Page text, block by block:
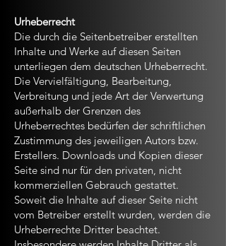
Urheberrecht
Die durch die Seitenbetreiber erstellten
Inhalte und Werke auf diesen Seiten
unterliegen dem deutschen Urheberrecht.
Die Vervielfältigung, Bearbeitung,
Verbreitung und jede Art der Verwertung
außerhalb der Grenzen des
Urheberrechtes bedürfen der schriftlichen
Zustimmung des jeweiligen Autors bzw.
Erstellers. Downloads und Kopien dieser
Seite sind nur für den privaten, nicht
kommerziellen Gebrauch gestattet.
Soweit die Inhalte auf dieser Seite nicht
vom Betreiber erstellt wurden, werden die
Urheberrechte Dritter beachtet.